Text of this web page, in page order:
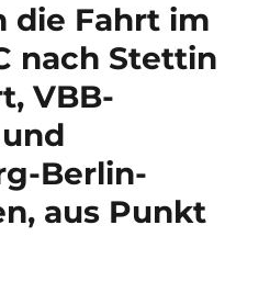
die Fahrt im
nach Stettin
VBB-
Berlin-
aus Punkt